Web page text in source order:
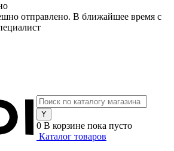
отправлено. В ближайшее время с
0 В корзине пока пусто
Каталог товаров